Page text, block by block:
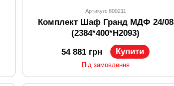
Артикул: 800211
Комплект Шаф Гранд МДФ 24/08
(2384*400*H2093)
54 881 грн Купити
Під замовлення